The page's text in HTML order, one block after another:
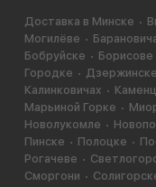
Доставка в Минске
Могилёве
Бобруйске
Борисове
Городке
Дзержинске
Калинковичах
Марьиной Горке
Новолукомле
Пинске
Полоцке
Рогачеве
Сморгони